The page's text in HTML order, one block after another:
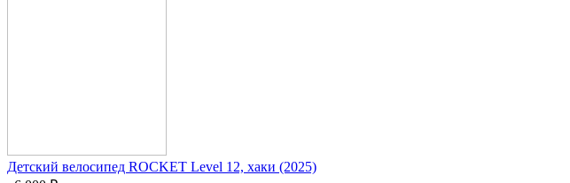
Детский велосипед ROCKET Level 12, хаки (2025)